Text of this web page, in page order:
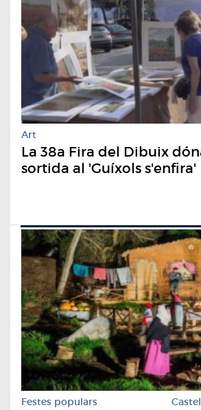
Art
La 38a Fira del Dibuix
sortida al 'Guíxols s'enfira'
Festes populars